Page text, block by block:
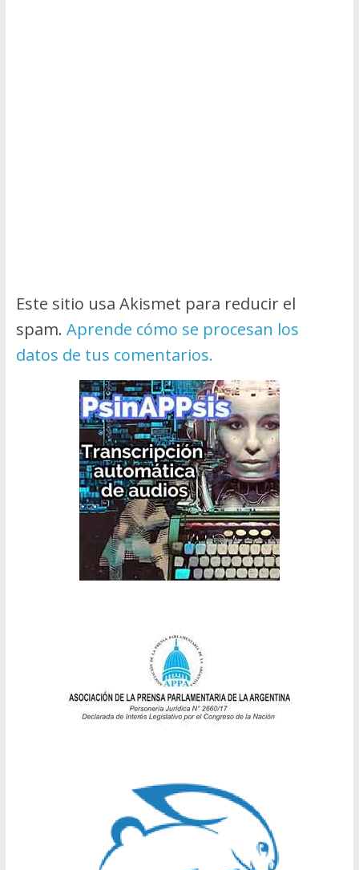
Este sitio usa Akismet para reducir el
spam. Aprende cómo se procesan los
datos de tus comentarios.